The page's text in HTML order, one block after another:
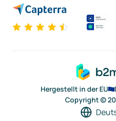
Hergestellt in der EU
Copyright ©